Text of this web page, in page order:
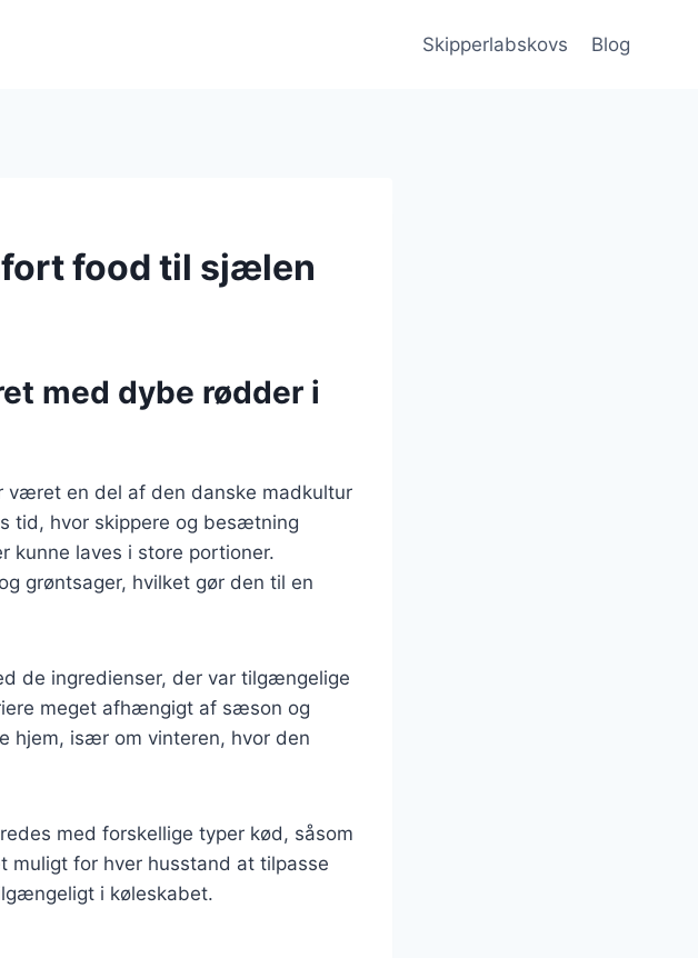
Skipperlabskovs Blog
food til sjælen
med dybe rødder i
været en del af den danske madkultur
tid, hvor skippere og besætning
laves i store portioner.
grøntsager, hvilket gør den til en
de ingredienser, der var tilgængelige
meget afhængigt af sæson og
hjem, især om vinteren, hvor den
med forskellige typer kød, såsom
muligt for hver husstand at tilpasse
i køleskabet.